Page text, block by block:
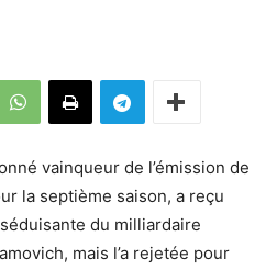
vainqueur de l’émission de
la septième saison, a reçu
du milliardaire
mais l’a rejetée pour